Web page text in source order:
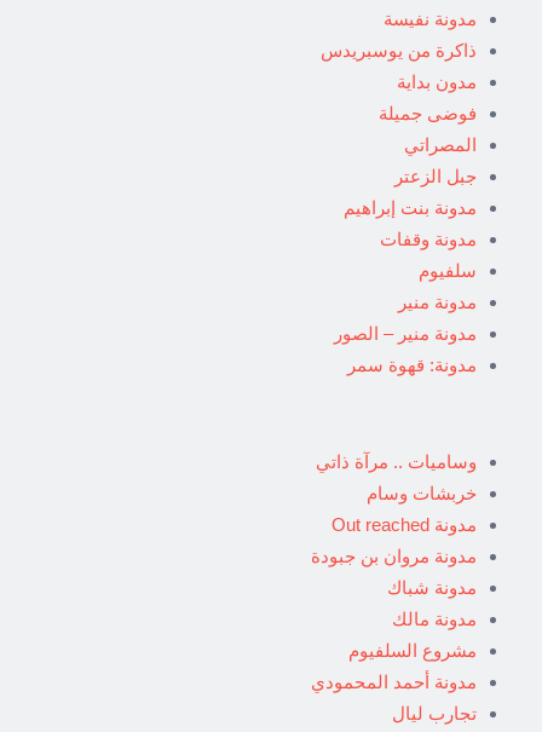
مدونة نفيسة
ذاكرة من يوسبريدس
مدون بداية
فوضى جميلة
المصراتي
جبل الزعتر
مدونة بنت إبراهيم
مدونة وقفات
سلفيوم
مدونة منير
مدونة منير – الصور
مدونة: قهوة سمر
وساميات .. مرآة ذاتي
خربشات وسام
مدونة Out reached
مدونة مروان بن جبودة
مدونة شباك
مدونة مالك
مشروع السلفيوم
مدونة أحمد المحمودي
تجارب ليال